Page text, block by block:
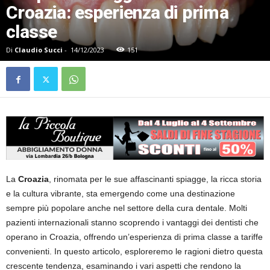
Croazia: esperienza di prima
classe
Di Claudio Succi - 14/12/2023 151
La Croazia, rinomata per le sue affascinanti spiagge, la ricca storia
e la cultura vibrante, sta emergendo come una destinazione
sempre più popolare anche nel settore della cura dentale. Molti
pazienti internazionali stanno scoprendo i vantaggi dei dentisti che
operano in Croazia, offrendo un’esperienza di prima classe a tariffe
convenienti. In questo articolo, esploreremo le ragioni dietro questa
crescente tendenza, esaminando i vari aspetti che rendono la